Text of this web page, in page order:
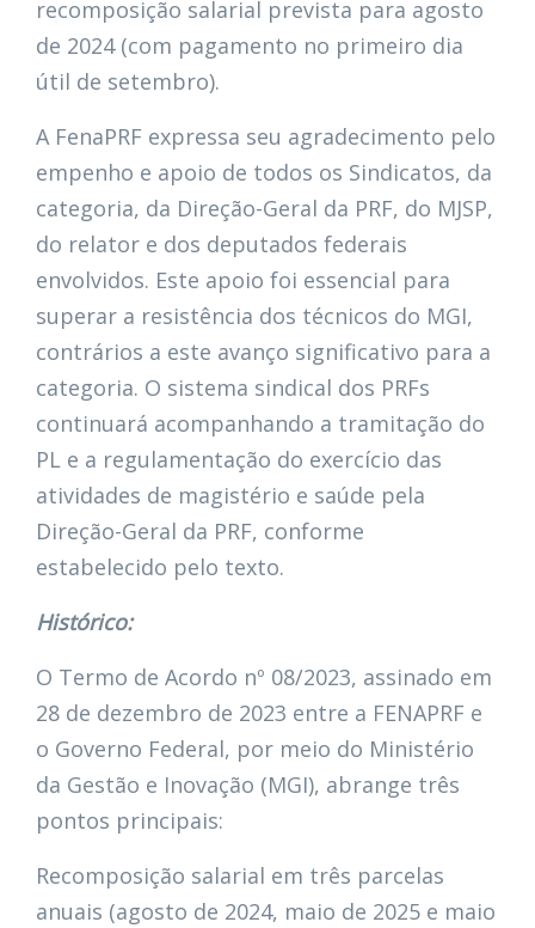
recomposição salarial prevista para agosto
de 2024 (com pagamento no primeiro dia
útil de setembro).
A FenaPRF expressa seu agradecimento pelo
empenho e apoio de todos os Sindicatos, da
categoria, da Direção-Geral da PRF, do MJSP,
do relator e dos deputados federais
envolvidos. Este apoio foi essencial para
superar a resistência dos técnicos do MGI,
contrários a este avanço significativo para a
categoria. O sistema sindical dos PRFs
continuará acompanhando a tramitação do
PL e a regulamentação do exercício das
atividades de magistério e saúde pela
Direção-Geral da PRF, conforme
estabelecido pelo texto.
Histórico:
O Termo de Acordo nº 08/2023, assinado em
28 de dezembro de 2023 entre a FENAPRF e
o Governo Federal, por meio do Ministério
da Gestão e Inovação (MGI), abrange três
pontos principais:
Recomposição salarial em três parcelas
anuais (agosto de 2024, maio de 2025 e maio